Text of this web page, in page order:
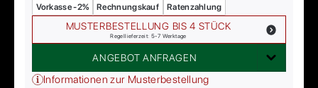
Vorkasse -2% Rechnungskauf Ratenzahlung
MUSTERBESTELLUNG BIS 4 STÜCK
Regellieferzeit: 5-7 Werktage
ANGEBOT ANFRAGEN
Informationen zur Musterbestellung